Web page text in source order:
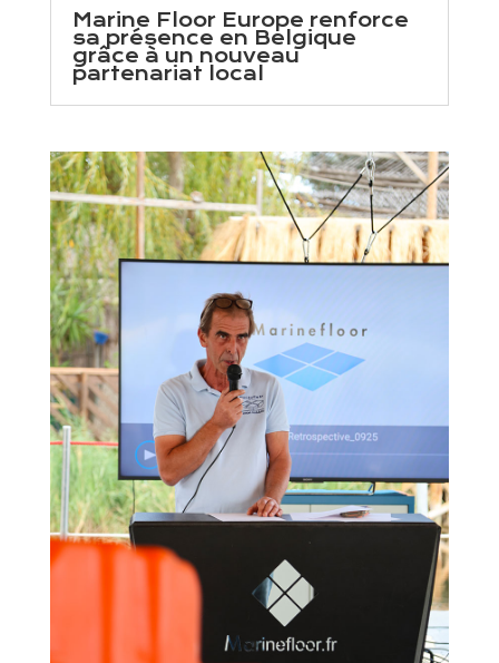
Marine Floor Europe renforce
sa présence en Belgique
grâce à un nouveau
partenariat local